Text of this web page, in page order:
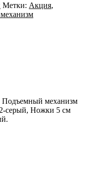
Метки: Акция,
Подъемный механизм
серый, Ножки 5 см